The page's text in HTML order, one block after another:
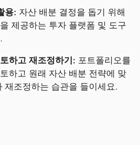
용: 자산 배분 결정을 돕기 위해
제공하는 투자 플랫폼 및 도구
하고 재조정하기: 포트폴리오를
하고 원래 자산 배분 전략에 맞
재조정하는 습관을 들이세요.